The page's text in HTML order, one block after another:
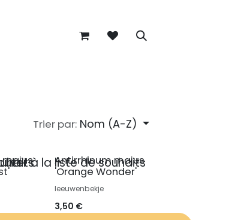
Trier par: Nom (A-Z)
majus
Antirrhinum majus
'Orange Wonder'
leeuwenbekje
3,50 €
à la liste de souhaits